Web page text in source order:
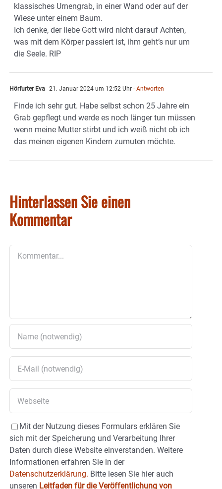
klassisches Urnengrab, in einer Wand oder auf der
Wiese unter einem Baum.
Ich denke, der liebe Gott wird nicht darauf Achten,
was mit dem Körper passiert ist, ihm geht‘s nur um
die Seele. RIP
Hörfurter Eva 21. Januar 2024 um 12:52 Uhr - Antworten
Finde ich sehr gut. Habe selbst schon 25 Jahre ein
Grab gepflegt und werde es noch länger tun müssen
wenn meine Mutter stirbt und ich weiß nicht ob ich
das meinen eigenen Kindern zumuten möchte.
Hinterlassen Sie einen
Kommentar
Mit der Nutzung dieses Formulars erklären Sie
sich mit der Speicherung und Verarbeitung Ihrer
Daten durch diese Website einverstanden. Weitere
Informationen erfahren Sie in der
Datenschutzerklärung. Bitte lesen Sie hier auch
unseren Leitfaden für die Veröffentlichung von